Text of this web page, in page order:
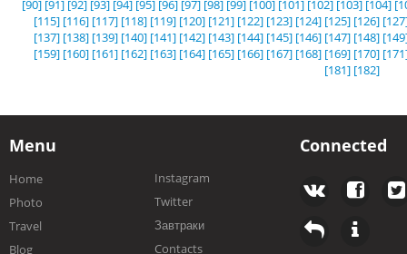
[90] [91] [92] [93] [94] [95] [96] [97] [98] [99] [100] [101] [102] [103] [104]
[115] [116] [117] [118] [119] [120] [121] [122] [123] [124] [125] [126]
[137] [138] [139] [140] [141] [142] [143] [144] [145] [146] [147] [148]
[159] [160] [161] [162] [163] [164] [165] [166] [167] [168] [169] [170]
[181] [182]
Menu
Home
Photo
Travel
Blog
Instagram
Twitter
Завтраки
Contacts
Connected